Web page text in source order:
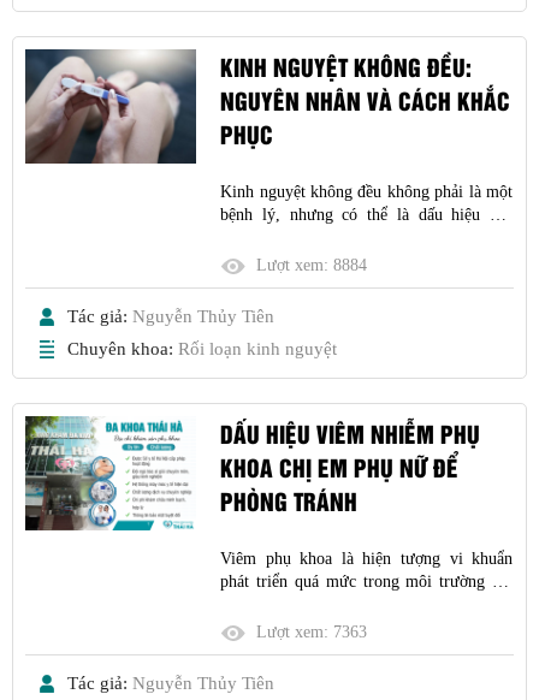
KINH NGUYỆT KHÔNG ĐỀU:
NGUYÊN NHÂN VÀ CÁCH KHẮC
PHỤC
Kinh nguyệt không đều không phải là một
bệnh lý, nhưng có thể là dấu hiệu của
nguyệt cần được điều trị sớm nếu ảnh
hưởng đến sinh hoạt - cuộc sống
Lượt xem:8884
Tác giả: Nguyễn Thủy Tiên
Chuyên khoa: Rối loạn kinh nguyệt
DẤU HIỆU VIÊM NHIỄM PHỤ
KHOA CHỊ EM PHỤ NỮ ĐỂ
PHÒNG TRÁNH
Viêm phụ khoa là hiện tượng vi khuẩn
phát triển quá mức trong môi trường âm
dấu hiệu viêm nhiễm phụ khoa rất có lợi
trong điều trị và phòng bệnh
Lượt xem: 7363
Tác giả: Nguyễn Thủy Tiên